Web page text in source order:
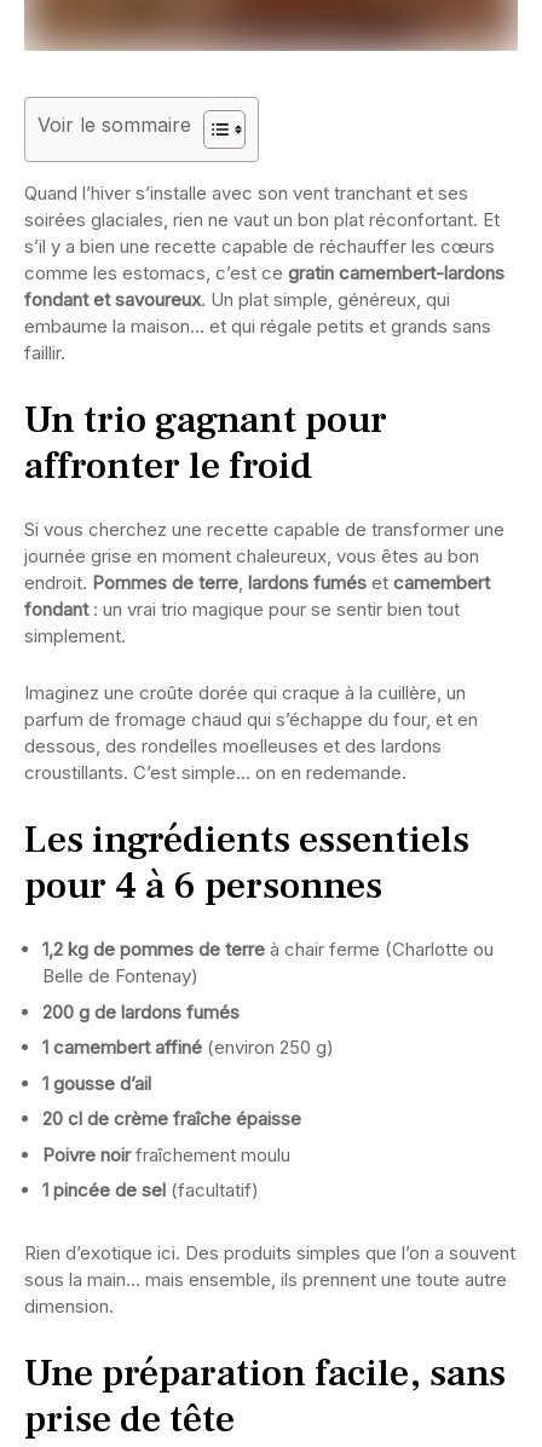
Voir le sommaire
Quand l’hiver s’installe avec son vent tranchant et ses
soirées glaciales, rien ne vaut un bon plat réconfortant. Et
s’il y a bien une recette capable de réchauffer les cœurs
comme les estomacs, c’est ce gratin camembert-lardons
fondant et savoureux. Un plat simple, généreux, qui
embaume la maison… et qui régale petits et grands sans
faillir.
Un trio gagnant pour
affronter le froid
Si vous cherchez une recette capable de transformer une
journée grise en moment chaleureux, vous êtes au bon
endroit. Pommes de terre, lardons fumés et camembert
fondant: un vrai trio magique pour se sentir bien tout
simplement.
Imaginez une croûte dorée qui craque à la cuillère, un
parfum de fromage chaud qui s’échappe du four, et en
dessous, des rondelles moelleuses et des lardons
croustillants. C’est simple… on en redemande.
Les ingrédients essentiels
pour 4 à 6 personnes
1,2 kg de pommes de terre à chair ferme (Charlotte ou
Belle de Fontenay)
200 g de lardons fumés
1 camembert affiné (environ 250 g)
1 gousse d’ail
20 cl de crème fraîche épaisse
Poivre noirfraîchement moulu
1 pincée de sel (facultatif)
Rien d’exotique ici. Des produits simples que l’on a souvent
sous la main… mais ensemble, ils prennent une toute autre
dimension.
Une préparation facile, sans
prise de tête